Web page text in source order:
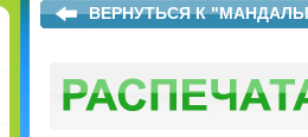
ВЕРНУТЬСЯ К